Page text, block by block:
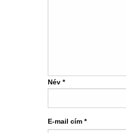
Név *
E-mail cím *